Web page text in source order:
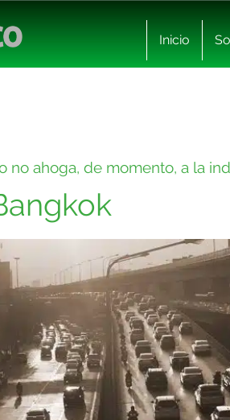
Inicio
no ahoga, de momento, a la